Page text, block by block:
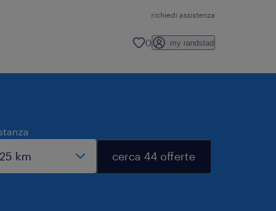
richiedi assistenza
0 my randstad
cerca 44 offerte